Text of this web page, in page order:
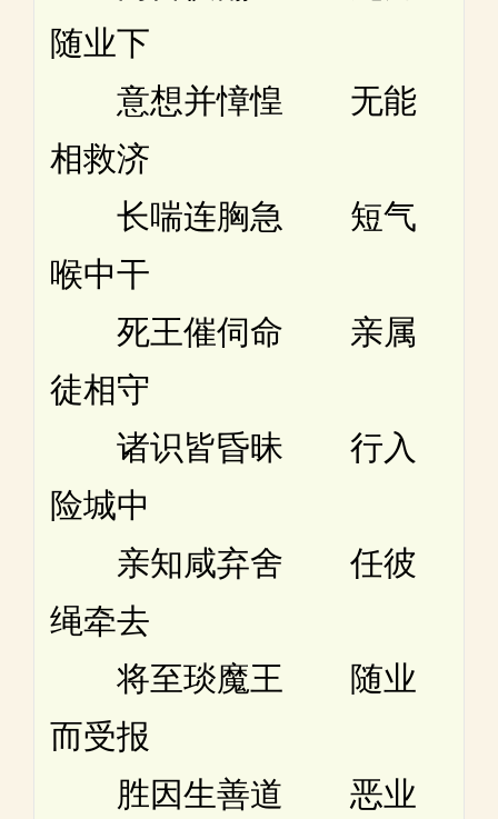
随业下
意想并慞惶 无能
相救济
长喘连胸急 短气
喉中干
死王催伺命 亲属
徒相守
诸识皆昏昧 行入
险城中
亲知咸弃舍 任彼
绳牵去
将至琰魔王 随业
而受报
胜因生善道 恶业